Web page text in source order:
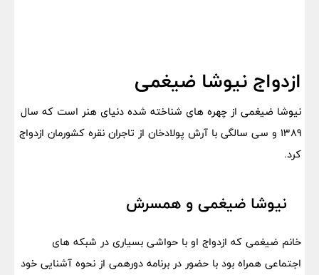
ازدواج نیوشا ضیغمی
نیوشا ضیغمی از چهره های شناخته شده دنیای هنر است که سال
1389 و سی سالگی با آرش پولادخان از تاجران نقره کشورمان ازدواج
کرد.
نیوشا ضیغمی و همسرش
خانم ضیغمی که ازدواج او با حواشی بسیاری در شبکه های
اجتماعی همراه بود با حضور در برنامه دورهمی از نحوه آشنایی خود